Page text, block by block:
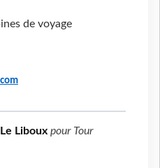
de voyage
Liboux pour Tour